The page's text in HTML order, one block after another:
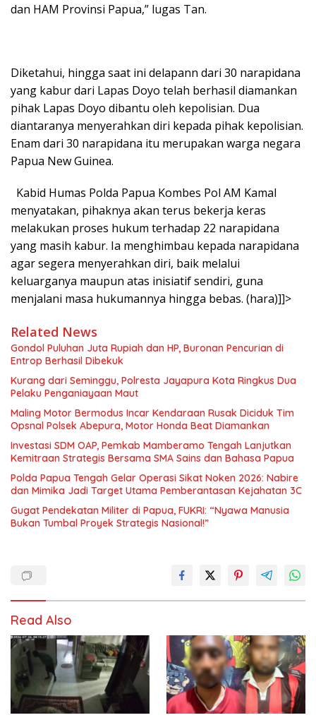
dan HAM Provinsi Papua,” lugas Tan.
Diketahui, hingga saat ini delapann dari 30 narapidana
yang kabur dari Lapas Doyo telah berhasil diamankan
pihak Lapas Doyo dibantu oleh kepolisian. Dua
diantaranya menyerahkan diri kepada pihak kepolisian.
Enam dari 30 narapidana itu merupakan warga negara
Papua New Guinea.
Kabid Humas Polda Papua Kombes Pol AM Kamal
menyatakan, pihaknya akan terus bekerja keras
melakukan proses hukum terhadap 22 narapidana
yang masih kabur. Ia menghimbau kepada narapidana
agar segera menyerahkan diri, baik melalui
keluarganya maupun atas inisiatif sendiri, guna
menjalani masa hukumannya hingga bebas. (hara)]]>
Related News
Gondol Puluhan Juta Rupiah dan HP, Buronan Pencurian di
Entrop Berhasil Dibekuk
Kurang dari Seminggu, Polresta Jayapura Kota Ringkus Dua
Pelaku Penganiayaan Maut
Maling Motor Bermodus Incar Kendaraan Rusak Diciduk Tim
Opsnal Polsek Abepura, Motor Honda Beat Diamankan
Investasi SDM OAP, Pemkab Mamberamo Tengah Lanjutkan
Kemitraan Strategis Bersama SMA Sains dan Bahasa Papua
Polda Papua Tengah Gelar Operasi Sikat Noken 2026: Nabire
dan Mimika Jadi Target Utama Pemberantasan Kejahatan 3C
Gugat Pendekatan Militer di Papua, FUKRI: “Nyawa Manusia
Bukan Tumbal Proyek Strategis Nasional!”
Read Also